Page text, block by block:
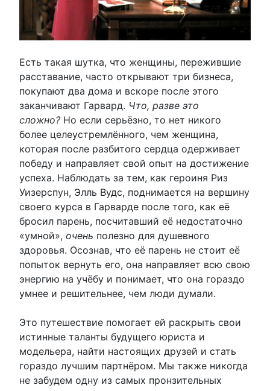
Есть такая шутка, что женщины, пережившие
расставание, часто открывают три бизнеса,
покупают два дома и вскоре после этого
заканчивают Гарвард. Что, разве это
сложно? Но если серьёзно, то нет никого
более целеустремлённого, чем женщина,
которая после разбитого сердца одерживает
победу и направляет свой опыт на достижение
успеха. Наблюдать за тем, как героиня Риз
Уизерспун, Элль Вудс, поднимается на вершину
своего курса в Гарварде после того, как её
бросил парень, посчитавший её недостаточно
«умной», очень полезно для душевного
здоровья. Осознав, что её парень не стоит её
попыток вернуть его, она направляет всю свою
энергию на учёбу и понимает, что она гораздо
умнее и решительнее, чем люди думали.
Это путешествие помогает ей раскрыть свои
истинные таланты будущего юриста и
модельера, найти настоящих друзей и стать
гораздо лучшим партнёром. Мы также никогда
не забудем одну из самых пронзительных